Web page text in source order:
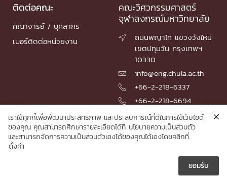

ติดต่อคณะ
คณาจารย์ / บุคลากร
เบอร์ติดต่อหน่วยงาน
คณะวิศวกรรมศาสตร์
จุฬาลงกรณ์มหาวิทยาลัย

ถนนพญาไท แขวงวังใหม่
เขตปทุมวัน กรุงเทพฯ
10330
 info@eng.chula.ac.th
 +66-2-218-6337
 +66-2-218-6694
© 2026 Faculty of Engineering, Chulalongkorn University
เราใช้คุกกี้เพื่อพัฒนาประสิทธิภาพ และประสบการณ์ที่ดีในการใช้เว็บไซต์
ของคุณ คุณสามารถศึกษารายละเอียดได้ที่ นโยบายความเป็นส่วนตัว
และสามารถจัดการความเป็นส่วนตัวเองได้ของคุณได้เองโดยคลิกที่
ตั้งค่า
ยอมรับ